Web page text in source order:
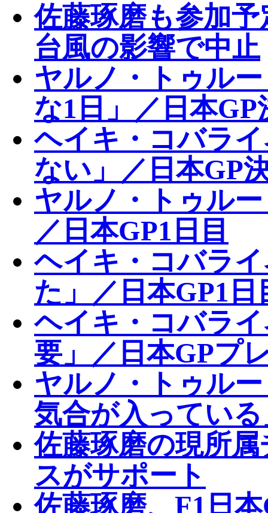
佐藤琢磨も参加
台風の影響で中止
ヤルノ・トゥル
な1日」／日本GP
ヘイキ・コバラ
ない」／日本GP
ヤルノ・トゥル
／日本GP1日目
ヘイキ・コバラ
た」／日本GP1日
ヘイキ・コバラ
要」／日本GPプ
ヤルノ・トゥル
気合が入ってい
佐藤琢磨の現所
スがサポート
佐藤琢磨、F1日